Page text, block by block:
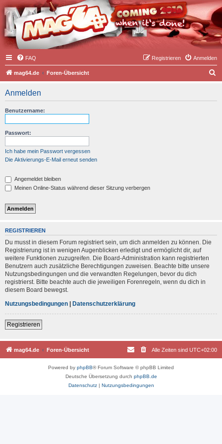
FAQ Anmelden
Registrieren
mag64.de Foren-Übersicht
Anmelden
Benutzername:
Passwort:
Ich habe mein Passwort vergessen
Die Aktivierungs-E-Mail erneut senden
Angemeldet bleiben
Meinen Online-Status während dieser Sitzung verbergen
REGISTRIEREN
Du musst in diesem Forum registriert sein, um dich anmelden zu können. Die
Registrierung ist in wenigen Augenblicken erledigt und ermöglicht dir, auf
weitere Funktionen zuzugreifen. Die Board-Administration kann registrierten
Benutzern auch zusätzliche Berechtigungen zuweisen. Beachte bitte unsere
Nutzungsbedingungen und die verwandten Regelungen, bevor du dich
registrierst. Bitte beachte auch die jeweiligen Forenregeln, wenn du dich in
diesem Board bewegst.
Nutzungsbedingungen | Datenschutzerklärung
Registrieren
mag64.de Foren-Übersicht Alle Zeiten sind UTC+02:00
Powered by phpBB® Forum Software © phpBB Limited
Deutsche Übersetzung durch phpBB.de
Datenschutz| Nutzungsbedingungen